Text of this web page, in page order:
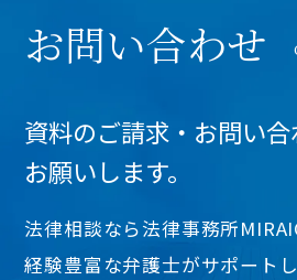
お問い合わせ
資料のご請求・お問い
お願いします。
法律相談なら法律事務所
経験豊富な弁護士がサポート